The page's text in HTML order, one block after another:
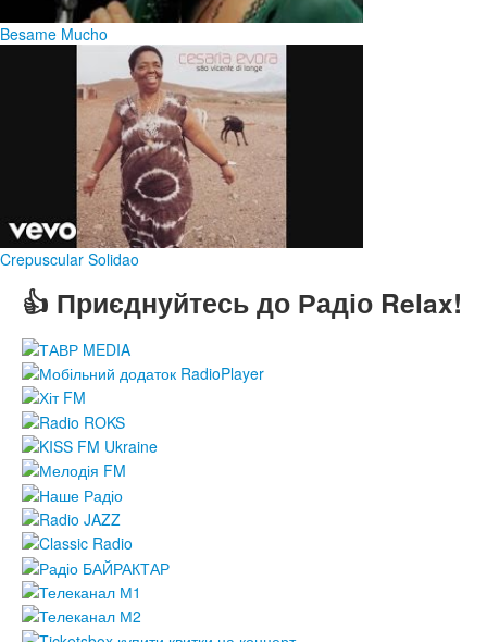
Besame Mucho
Crepuscular Solidao
👍 Приєднуйтесь до Радіо Relax!